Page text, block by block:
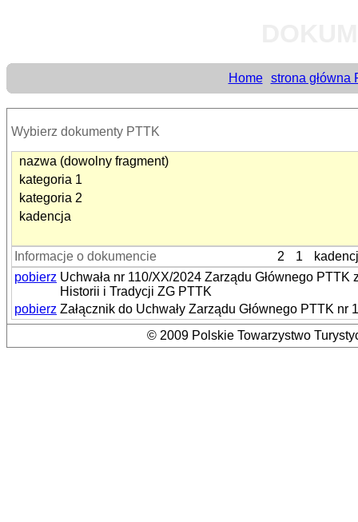
Home strona główna
Wybierz dokumenty PTTK
nazwa (dowolny fragment)
kategoria 1
kategoria 2
kadencja
Informacje o dokumencie 2 1
pobierz Uchwała nr 110/XX/2024 Zarządu Głównego
Historii i Tradycji ZG PTTK
pobierz Załącznik do Uchwały Zarządu Głównego PTTK
© 2009 Polskie Towarzystwo